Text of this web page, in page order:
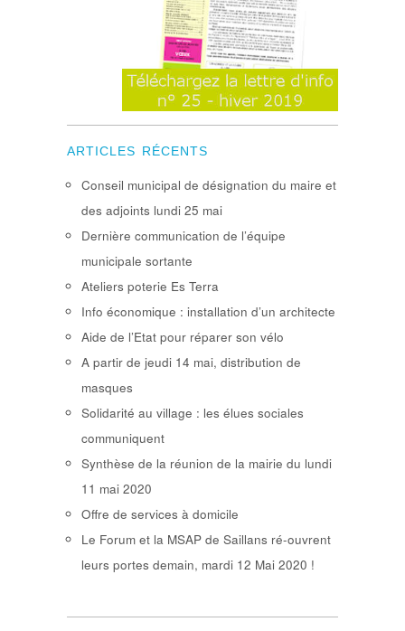
ARTICLES RÉCENTS
Conseil municipal de désignation du maire et
des adjoints lundi 25 mai
Dernière communication de l’équipe
municipale sortante
Ateliers poterie Es Terra
Info économique : installation d’un architecte
Aide de l’Etat pour réparer son vélo
A partir de jeudi 14 mai, distribution de
masques
Solidarité au village : les élues sociales
communiquent
Synthèse de la réunion de la mairie du lundi
11 mai 2020
Offre de services à domicile
Le Forum et la MSAP de Saillans ré-ouvrent
leurs portes demain, mardi 12 Mai 2020 !